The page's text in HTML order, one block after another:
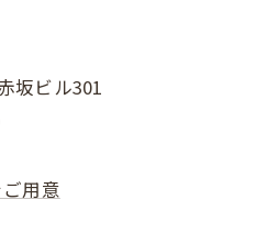
坂ビル301
用意